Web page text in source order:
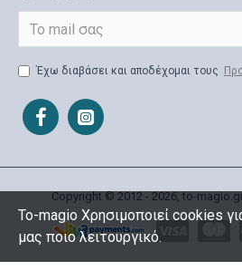
Έχω διαβάσει και αποδέχομαι τους
Copyright © 2012 - 2026, to-
To-magio Χρησιμοποιεί cookies
μας ποιο λειτουργικό.